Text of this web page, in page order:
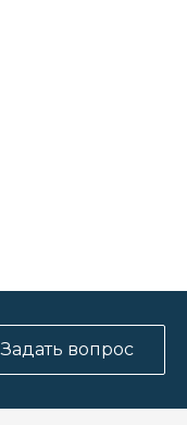
Задать вопрос